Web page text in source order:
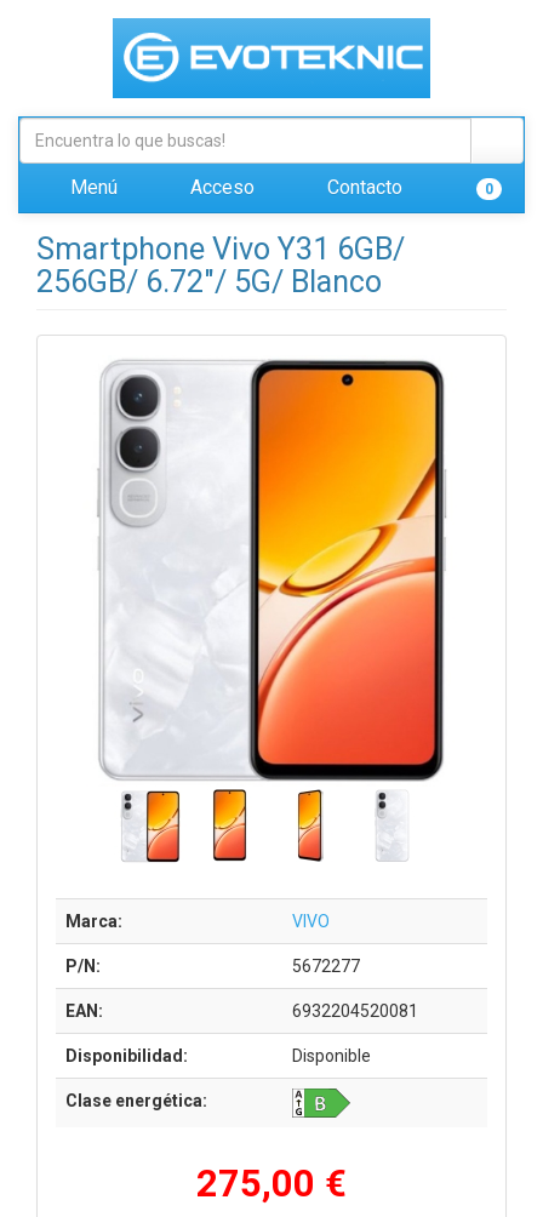
Menú Acceso Contacto 0
Smartphone Vivo Y31 6GB/
256GB/ 6.72"/ 5G/ Blanco
Marca: VIVO
P/N: 5672277
EAN: 6932204520081
Disponibilidad: Disponible
Clase energética:
275,00 €